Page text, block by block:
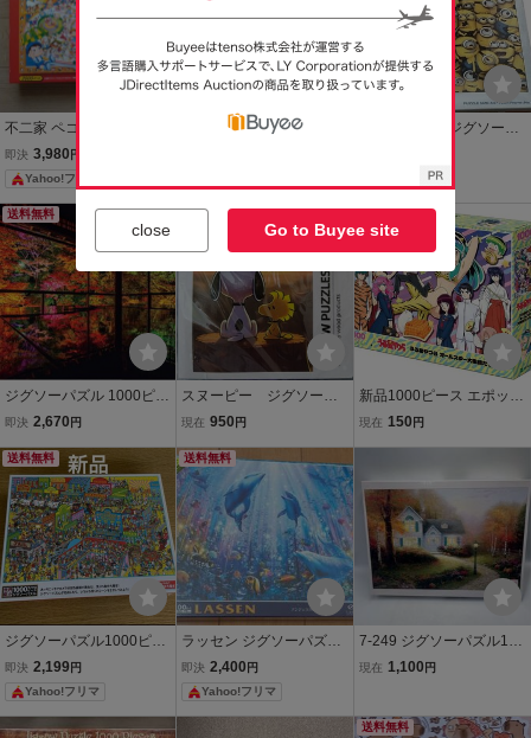
不二家 ペコちゃん ジグソ
ーパズル 2000ピース 難
あり
即決 3,980 円
Yahoo!フリマ
ジグソーパズル 1000ピー
ミニオンズ！ ジグソーパ
送料無料
ジグソーパズル 1000ピー
ス 秋深まる瑠璃光院 72×
料
即決 2,670 円
スヌーピー ジグソーパ
ズル 1000ピース 中古
0×75cm
現在 950 円
新品1000ピース エポック
社 ジグソーパズル うる星
現在 150 円
送料無料
ジグソーパズル1000ピー
ス 荒くれ西部は大騒ぎ ウ
ォーリーを探せ
即決 2,199円
Yahoo!フリマ
送料無料
ラッセン ジグソーパズル
アンジェラス 1000ピース
光るパズル 50x75cm 未開
封品
即決 2,400 円
Yahoo!フリマ
7-249 ジグソーパズル100
0ピーストーマスキンケー
現在 1,100 円
送料無料
close Go to Buyee site